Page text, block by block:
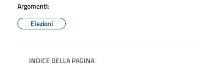
Argomenti:
Elezioni
INDICE DELLA PAGINA